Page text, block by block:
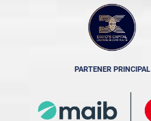
PARTENER PRINCIPAL